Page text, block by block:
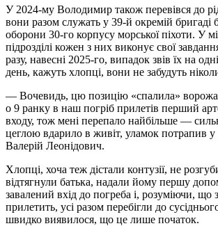
У 2024-му Володимир також перевівся до
вони разом служать у 39-й окремій бригаді
оборони 30-го корпусу морської піхоти. У
підрозділі кожен з них виконує свої
разу, навесні 2025-го, випадок звів їх на
день, кажуть хлопці, вони не забудуть
— Вочевидь, цю позицію «спалила» ворожа
о 9 ранку в наш погріб прилетів перший
входу, тож мені перепало найбільше —
цеглою вдарило в живіт, уламок потрапив
Валерій Леонідович.
Хлопці, хоча теж дістали контузії, не
відтягнули батька, надали йому першу
завалений вхід до погреба і, розуміючи, що
прилетить, усі разом перебігли до
швидко виявилося, що це лише початок.